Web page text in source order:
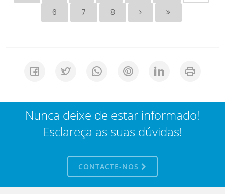
6
7 8
Nunca deixe de estar informado!
Esclareça as suas dúvidas!
CONTACTE-NOS